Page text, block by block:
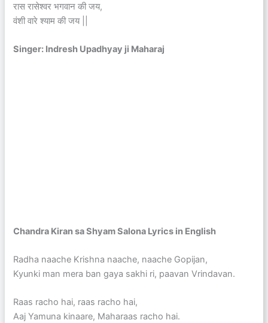
रास रासेश्वर भगवान की जय,
वंशी वारे श्याम की जय ||
Singer: Indresh Upadhyay ji Maharaj
Chandra Kiran sa Shyam Salona Lyrics in English
Radha naache Krishna naache, naache Gopijan,
Kyunki man mera ban gaya sakhi ri, paavan Vrindavan.
Raas racho hai, raas racho hai,
Aaj Yamuna kinaare, Maharaas racho hai.